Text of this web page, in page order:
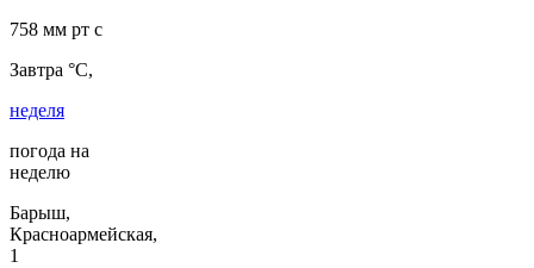
758 мм рт с
Завтра °C,
неделя
погода на
неделю
Барыш,
Красноармейская,
1